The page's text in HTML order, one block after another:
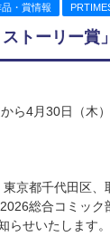
・賞情報
トーリー
ら4月30日（木
京都千代田区
総合コミッ
らせいたします。